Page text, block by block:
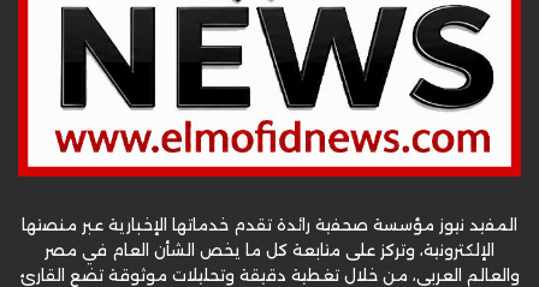
المفيد نيوز مؤسسة صحفية رائدة تقدم خدماتها الإخبارية عبر منصتها
الإلكترونية، وتركز على متابعة كل ما يخص الشأن العام في مصر
والعالم العربي، من خلال تغطية دقيقة وتحليلات موثوقة تضع القارئ